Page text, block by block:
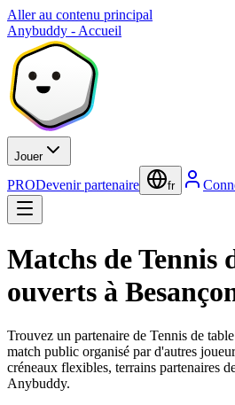
Aller au contenu principal
Anybuddy - Accueil
Jouer
PRODevenir partenaire fr
Matchs de Tennis
ouverts à
Trouvez un partenaire de Tennis de
match public organisé par d'autres
créneaux flexibles, terrains partenaires
Anybuddy.